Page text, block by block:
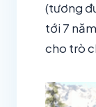
(tương
tới 7
cho trò